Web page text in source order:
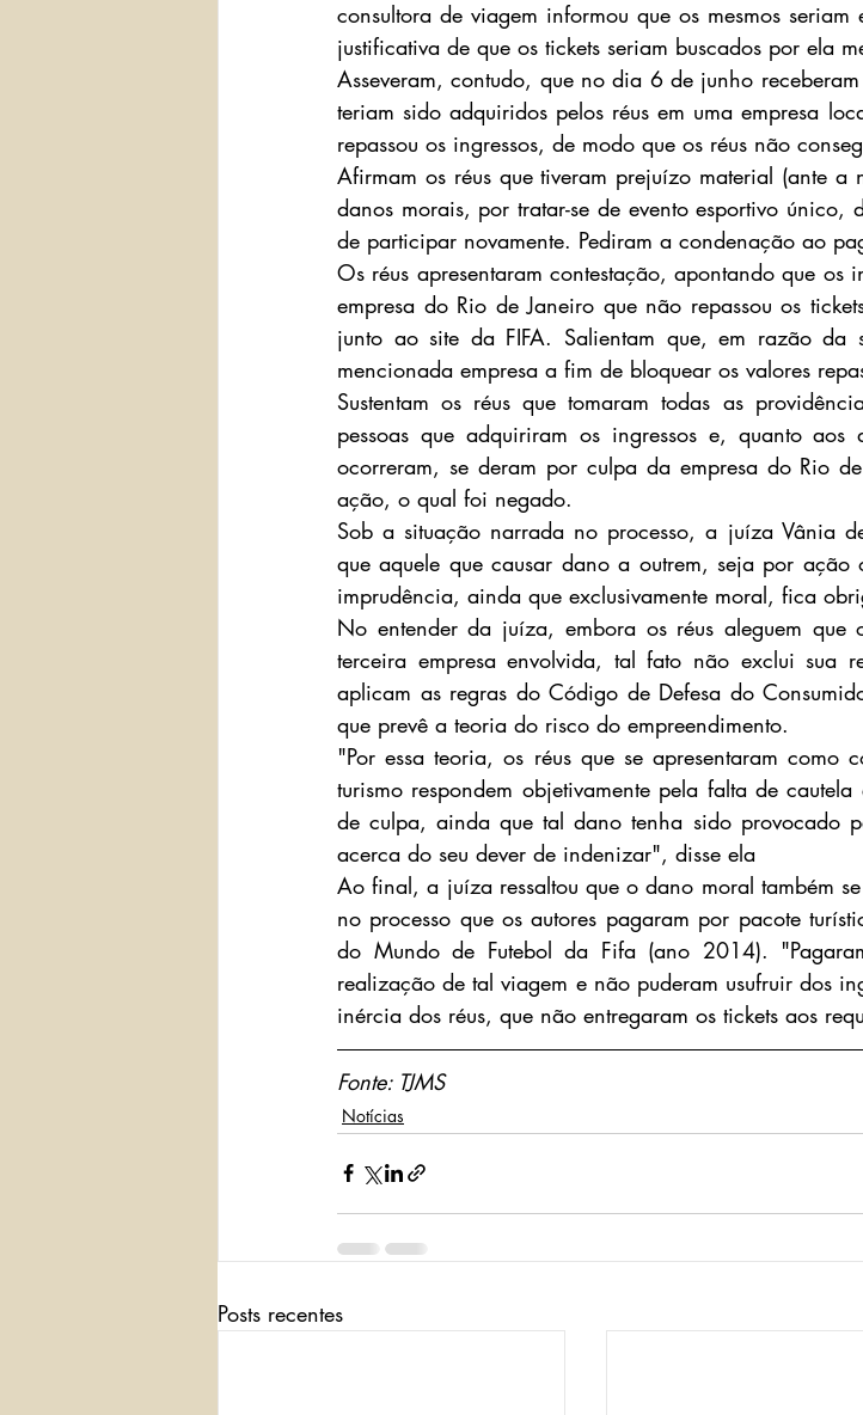
consultora de viagem informou que os mesmos
justificativa de que os tickets seriam buscados por ela
Asseveram, contudo, que no dia 6 de junho
teriam sido adquiridos pelos réus em uma empresa
repassou os ingressos, de modo que os réus não
Afirmam os réus que tiveram prejuízo material (ante
danos morais, por tratar-se de evento esportivo
de participar novamente. Pediram a condenação ao
Os réus apresentaram contestação, apontando que os
empresa do Rio de Janeiro que não repassou os
junto ao site da FIFA. Salientam que, em razão da
mencionada empresa a fim de bloquear os valores
Sustentam os réus que tomaram todas as
pessoas que adquiriram os ingressos e, quanto
ocorreram, se deram por culpa da empresa do Rio
ação, o qual foi negado.
Sob a situação narrada no processo, a juíza Vânia
que aquele que causar dano a outrem, seja por ação
imprudência, ainda que exclusivamente moral, fica
No entender da juíza, embora os réus aleguem que
terceira empresa envolvida, tal fato não exclui sua
aplicam as regras do Código de Defesa do
que prevê a teoria do risco do empreendimento.
"Por essa teoria, os réus que se apresentaram como
turismo respondem objetivamente pela falta de
de culpa, ainda que tal dano tenha sido provocado
acerca do seu dever de indenizar", disse ela
Ao final, a juíza ressaltou que o dano moral também
no processo que os autores pagaram por pacote
do Mundo de Futebol da Fifa (ano 2014).
realização de tal viagem e não puderam usufruir dos
inércia dos réus, que não entregaram os tickets aos
Fonte: TJMS
Notícias
Posts recentes